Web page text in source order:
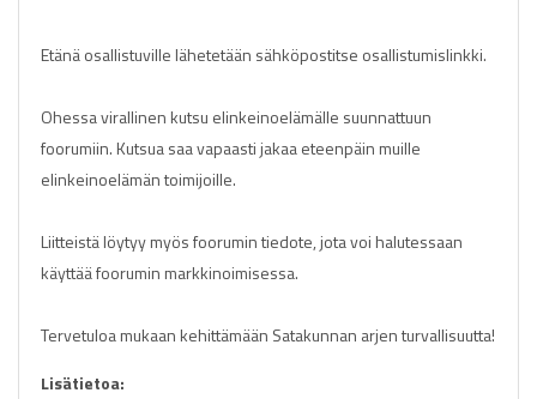
Etänä osallistuville lähetetään sähköpostitse osallistumislinkki.
Ohessa virallinen kutsu elinkeinoelämälle suunnattuun
foorumiin. Kutsua saa vapaasti jakaa eteenpäin muille
elinkeinoelämän toimijoille.
Liitteistä löytyy myös foorumin tiedote, jota voi halutessaan
käyttää foorumin markkinoimisessa.
Tervetuloa mukaan kehittämään Satakunnan arjen turvallisuutta!
Lisätietoa: